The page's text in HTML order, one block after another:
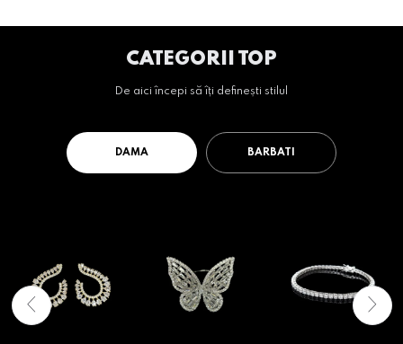
CATEGORII TOP
De aici începi să îți definești stilul
DAMA BARBATI